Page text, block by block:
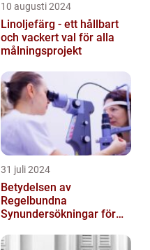
10 augusti 2024
Linoljefärg - ett hållbart
och vackert val för alla
målningsprojekt
31 juli 2024
Betydelsen av
Regelbundna
Synundersökningar för